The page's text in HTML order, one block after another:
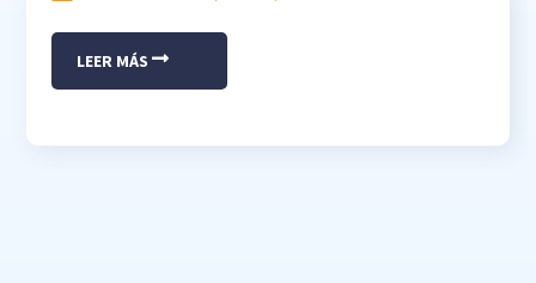
LEER MÁS